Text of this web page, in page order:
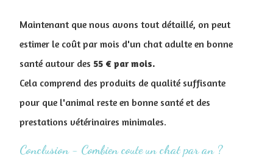
Maintenant que nous avons tout détaillé, on peut
estimer le coût par mois d'un chat adulte en bonne
santé autour des 55 € par mois.
Cela comprend des produits de qualité suffisante
pour que l'animal reste en bonne santé et des
prestations vétérinaires minimales.
Conclusion - Combien coute un chat par an ?